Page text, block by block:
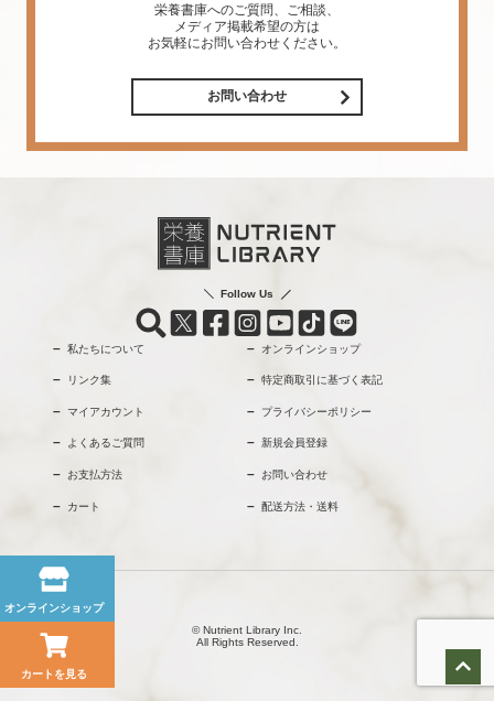
オンラインショップ
カートを見る
栄養書庫へのご質問、ご相談、
メディア掲載希望の方は
お気軽にお問い合わせください。
お問い合わせ
Follow Us
私たちについて オンラインショップ
リンク集 特定商取引に基づく表記
マイアカウント プライバシーポリシー
よくあるご質問 新規会員登録
お支払方法 お問い合わせ
カート 配送方法・送料
© Nutrient Library Inc.
All Rights Reserved.